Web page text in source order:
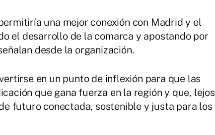
una mejor conexión con Madrid y el
el desarrollo de la comarca y apostando por
desde la organización.
en un punto de inflexión para que las
que gana fuerza en la región y que, lejos
futuro conectada, sostenible y justa para los